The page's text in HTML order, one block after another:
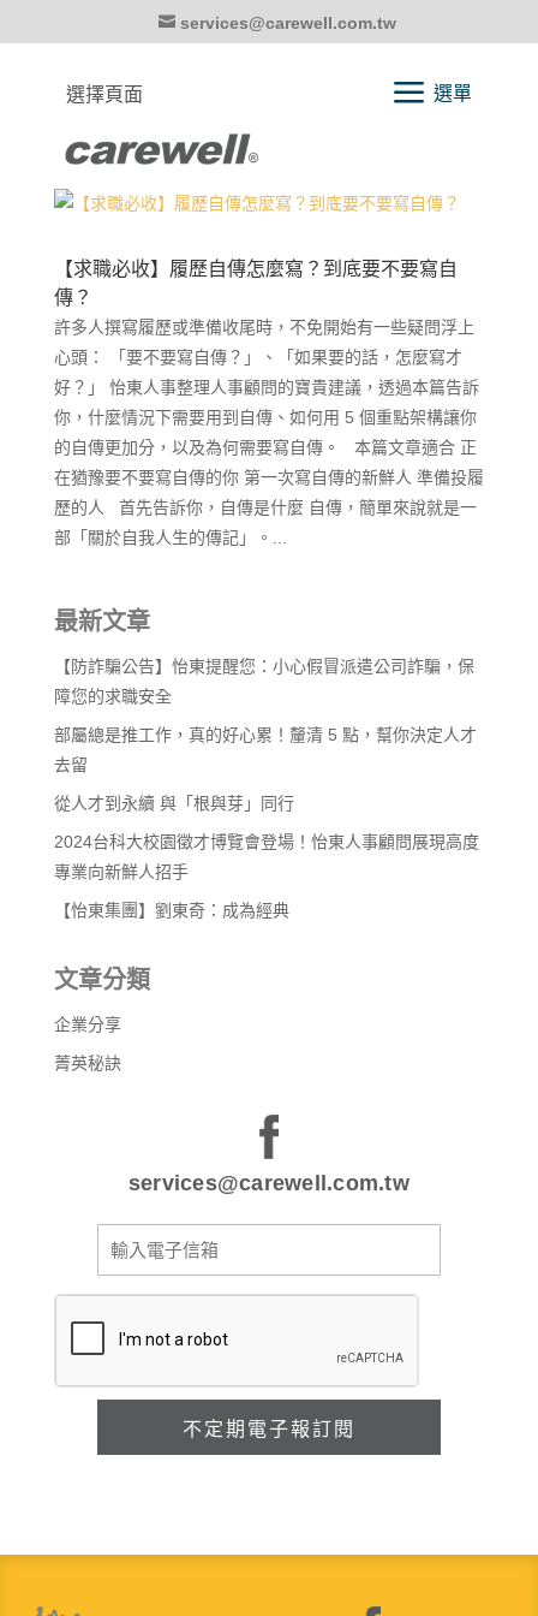
services@carewell.com.tw
選擇頁面
【求職必收】履歷自傳怎麼寫？到底要不要寫自
傳？
許多人撰寫履歷或準備收尾時，不免開始有一些疑問浮上
心頭： 「要不要寫自傳？」、「如果要的話，怎麼寫才
好？」 怡東人事整理人事顧問的寶貴建議，透過本篇告訴
你，什麼情況下需要用到自傳、如何用 5 個重點架構讓你
的自傳更加分，以及為何需要寫自傳。 本篇文章適合 正
在猶豫要不要寫自傳的你 第一次寫自傳的新鮮人 準備投履
歷的人 首先告訴你，自傳是什麼 自傳，簡單來說就是一
部「關於自我人生的傳記」。...
最新文章
【防詐騙公告】怡東提醒您：小心假冒派遣公司詐騙，保
障您的求職安全
部屬總是推工作，真的好心累！釐清 5 點，幫你決定人才
去留
從人才到永續 與「根與芽」同行
2024台科大校園徵才博覽會登場！怡東人事顧問展現高度
專業向新鮮人招手
【怡東集團】劉東奇：成為經典
文章分類
企業分享
菁英秘訣
services@carewell.com.tw